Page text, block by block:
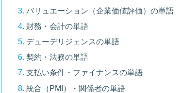
バリュエーション（企業価値評価）の単語
財務・会計の単語
デューデリジェンスの単語
契約・法務の単語
支払い条件・ファイナンスの単語
統合（PMI）・関係者の単語